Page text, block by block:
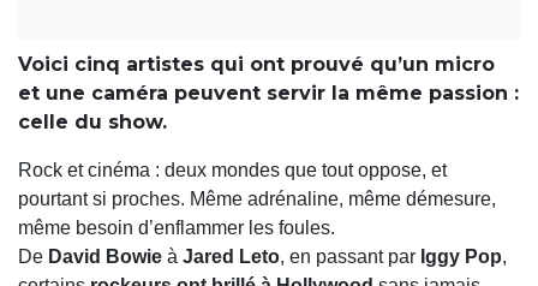
Voici cinq artistes qui ont prouvé qu’un micro
et une caméra peuvent servir la même passion :
celle du show.
Rock et cinéma : deux mondes que tout oppose, et
pourtant si proches. Même adrénaline, même démesure,
même besoin d’enflammer les foules.
De David Bowie à Jared Leto, en passant par Iggy Pop,